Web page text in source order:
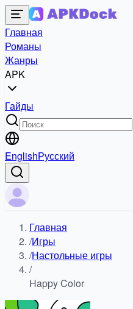
Главная
Романы
Жанры
APK
Гайды
EnglishРусский
Главная
/Игры
/Настольные игры
/
Happy Color